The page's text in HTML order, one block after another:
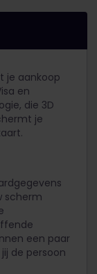
je aankoop
en
die 3D
je
scherm
een paar
de persoon